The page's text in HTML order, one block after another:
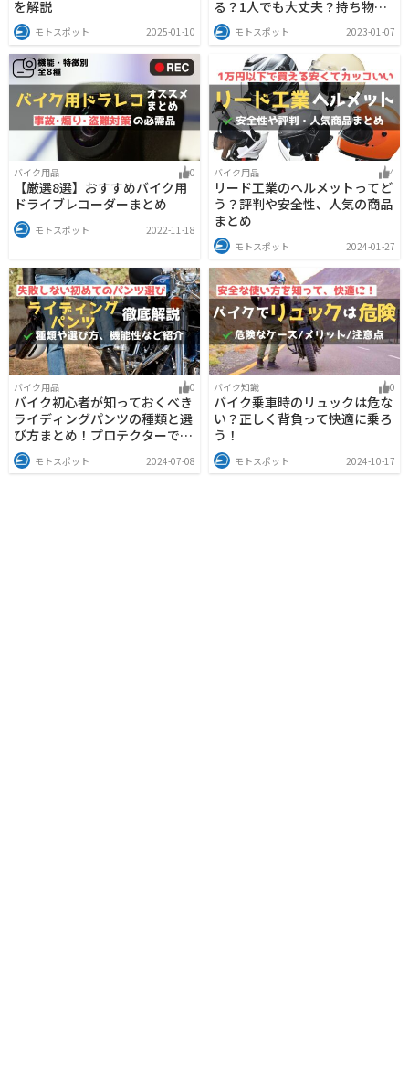
を解説
モトスポット 2025-01-10
る？1人でも大丈夫？持ち物
は？ モトスポット 2023-01-07
バイク用品 0
【厳選8選】おすすめバイク用
ドライブレコーダーまとめ
モトスポット 2022-11-18
バイク用品 4
リード工業のヘルメットってど
う？評判や安全性、人気の商品
まとめ
モトスポット 2024-01-27
バイク用品 0
バイク初心者が知っておくべき
ライディングパンツの種類と選
び方まとめ！プロテクターで脚
を守ろうモトスポット 2024-07-08
バイク知識 0
バイク乗車時のリュックは危な
い？正しく背負って快適に乗ろ
う！
モトスポット 2024-10-17